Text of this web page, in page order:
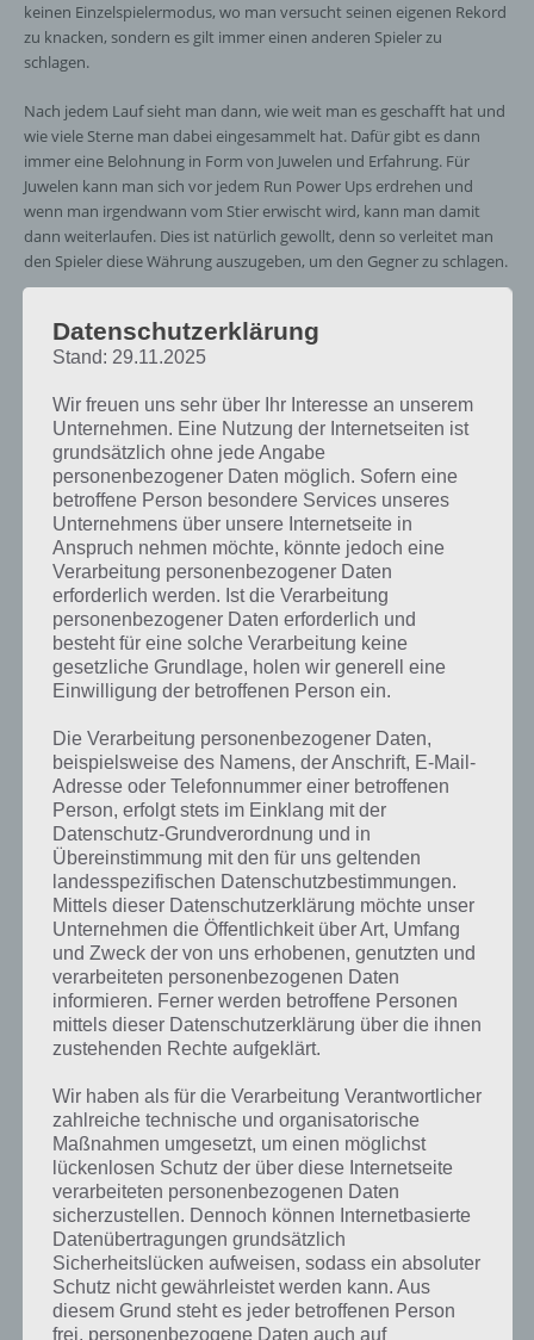
keinen Einzelspielermodus, wo man versucht seinen eigenen Rekord
zu knacken, sondern es gilt immer einen anderen Spieler zu
schlagen.
Nach jedem Lauf sieht man dann, wie weit man es geschafft hat und
wie viele Sterne man dabei eingesammelt hat. Dafür gibt es dann
immer eine Belohnung in Form von Juwelen und Erfahrung. Für
Juwelen kann man sich vor jedem Run Power Ups erdrehen und
wenn man irgendwann vom Stier erwischt wird, kann man damit
dann weiterlaufen. Dies ist natürlich gewollt, denn so verleitet man
den Spieler diese Währung auszugeben, um den Gegner zu schlagen.
Umgebungen und auch die schmalen Gassen (siehe dazu auch
unsere Tipps und Tricks). Damit hat man in Stampede Run viel mehr
man kann sich keine Verschnaufpause gönnen. Einen Shop wie man
ihn aus Tempel Run kennt, gibt es in der Spiele App Stampede Run
allerdings nicht.
Stampede Run ist derzeit nur für iPhone, iPad und iPod Touch
erhältlich. In Kürze soll Stampede Run aber auch für Android
released werden. Entsprechend gelten diese Tipps und Tricks
natürlich sowohl für iOS als auch für Android.
Stampede Run Tipps und Tricks
Stampede Run, mit denen du deine Punktzahl sicher um ein
Vielfaches steigern kannst. Wir haben diese Tipps durch
stundenlanges Spielen verfeinert und wollen euch diese natürlich
nicht vorenthalten.
So berechnet sich die Punktzahl in
Stampede Run
Oftmals fragt man sich, wie sich denn die Punktzahl in Stampede
Run berechnet. Dies ist ganz simpel. Man addiert die Anzahl der
Sterne, die man in dem Run aufgesammelt hat und addiert diese auf
die Distanz in Meter. Schon hat man seine Punktzahl. Dabei sei
Dies ist nämlich der Schlüssel zum Erfolg in Stampede Run.
Entsprechend solltet ihr unsere weiteren Stampede Run Tipps
berücksichtigen. Darin zeigen wir euch, wie man mehr Sterne pro
Run macht.
Sterne sind schön, aber Objekte bringen
mehr
Datenschutzerklärung
Stand: 29.11.2025
Wir freuen uns sehr über Ihr Interesse an unserem
Unternehmen. Eine Nutzung der Internetseiten ist
grundsätzlich ohne jede Angabe
personenbezogener Daten möglich. Sofern eine
betroffene Person besondere Services unseres
Unternehmens über unsere Internetseite in
Anspruch nehmen möchte, könnte jedoch eine
Verarbeitung personenbezogener Daten
erforderlich werden. Ist die Verarbeitung
personenbezogener Daten erforderlich und
besteht für eine solche Verarbeitung keine
gesetzliche Grundlage, holen wir generell eine
Einwilligung der betroffenen Person ein.
Die Verarbeitung personenbezogener Daten,
beispielsweise des Namens, der Anschrift, E-Mail-
Adresse oder Telefonnummer einer betroffenen
Person, erfolgt stets im Einklang mit der
Datenschutz-Grundverordnung und in
Übereinstimmung mit den für uns geltenden
landesspezifischen Datenschutzbestimmungen.
Mittels dieser Datenschutzerklärung möchte unser
Unternehmen die Öffentlichkeit über Art, Umfang
und Zweck der von uns erhobenen, genutzten und
verarbeiteten personenbezogenen Daten
informieren. Ferner werden betroffene Personen
mittels dieser Datenschutzerklärung über die ihnen
zustehenden Rechte aufgeklärt.
Wir haben als für die Verarbeitung Verantwortlicher
zahlreiche technische und organisatorische
Maßnahmen umgesetzt, um einen möglichst
lückenlosen Schutz der über diese Internetseite
verarbeiteten personenbezogenen Daten
sicherzustellen. Dennoch können Internetbasierte
Datenübertragungen grundsätzlich
Sicherheitslücken aufweisen, sodass ein absoluter
Schutz nicht gewährleistet werden kann. Aus
diesem Grund steht es jeder betroffenen Person
frei, personenbezogene Daten auch auf